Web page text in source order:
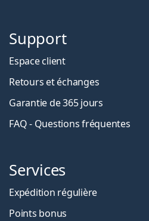
Support
Espace client
Retours et échanges
Garantie de 365 jours
FAQ - Questions fréquentes
Services
Expédition régulière
Points bonus